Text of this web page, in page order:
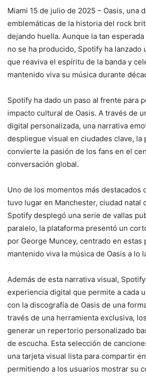
Miami 15 de julio de 2025 – Oasis, una
emblemáticas de la historia del rock
dejando huella. Aunque la tan
no se ha producido, Spotify ha lanzado
que reaviva el espíritu de la banda y
mantenido viva su música durante
Spotify ha dado un paso al frente para
impacto cultural de Oasis. A través de
digital personalizada, una narrativa
despliegue visual en ciudades clave, la
convierte la pasión de los fans en el
conversación global.
Uno de los momentos más destacados
tuvo lugar en Manchester, ciudad natal
Spotify desplegó una serie de vallas
paralelo, la plataforma presentó un
por George Muncey, centrado en estas
mantenido viva la música de Oasis a lo
Además de esta narrativa visual,
experiencia digital que permite a cada
con la discografía de Oasis de una
través de una herramienta exclusiva,
generar un repertorio personalizado
de escucha. Esta selección de
una tarjeta visual lista para compartir
permitiendo a los usuarios mostrar su